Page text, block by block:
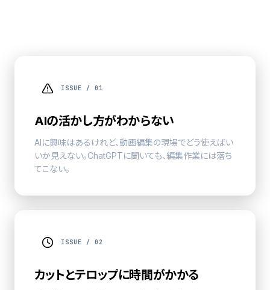
ISSUE / 01
AIの活かし方がわからない
AIに興味はあるけれど、動画編集の現場でどう使えばい
いか見えない。ChatGPTに聞いても、編集作業には落ち
てこない。
ISSUE / 02
カットとテロップに時間がかかる